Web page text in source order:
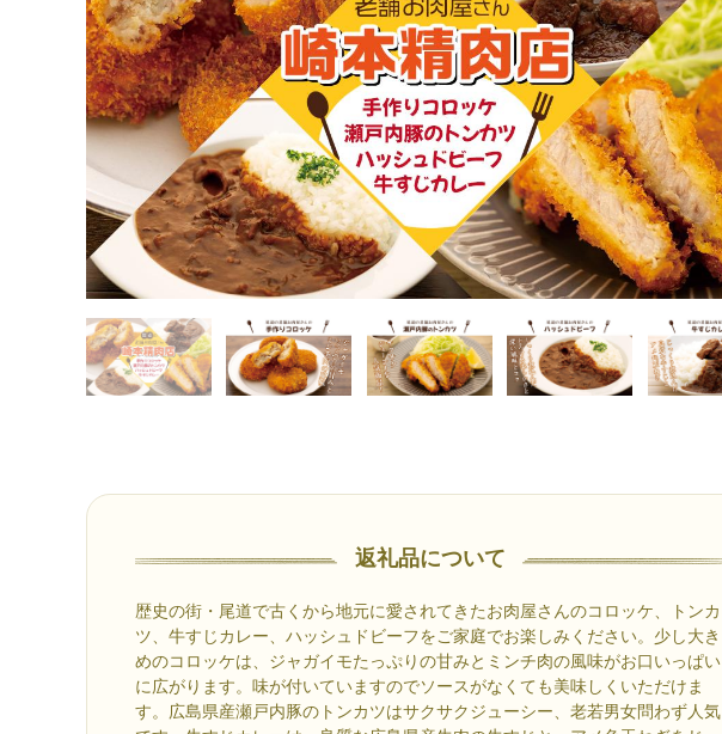
返礼品について
歴史の街・尾道で古くから地元に愛されてきたお肉屋さんのコロッケ、トンカ
ツ、牛すじカレー、ハッシュドビーフをご家庭でお楽しみください。少し大き
めのコロッケは、ジャガイモたっぷりの甘みとミンチ肉の風味がお口いっぱい
に広がります。味が付いていますのでソースがなくても美味しくいただけま
す。広島県産瀬戸内豚のトンカツはサクサクジューシー、老若男女問わず人気